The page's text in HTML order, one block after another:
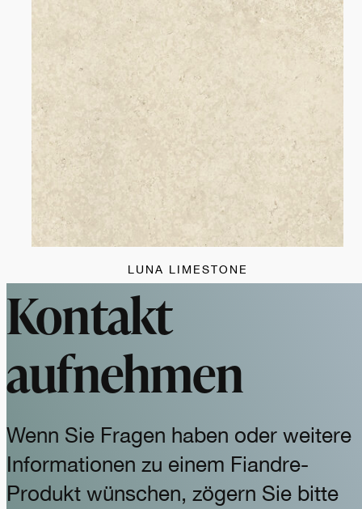
LUNA LIMESTONE
Kontakt
aufnehmen
Wenn Sie Fragen haben oder weitere
Informationen zu einem Fiandre-
Produkt wünschen, zögern Sie bitte